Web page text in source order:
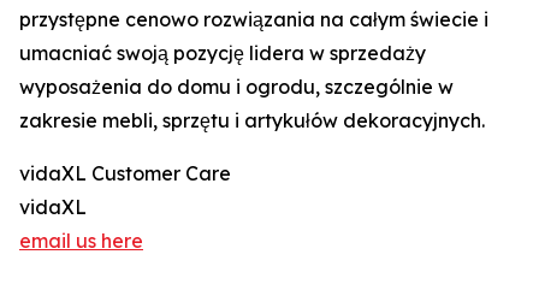
przystępne cenowo rozwiązania na całym świecie i
umacniać swoją pozycję lidera w sprzedaży
wyposażenia do domu i ogrodu, szczególnie w
zakresie mebli, sprzętu i artykułów dekoracyjnych.
vidaXL Customer Care
vidaXL
email us here